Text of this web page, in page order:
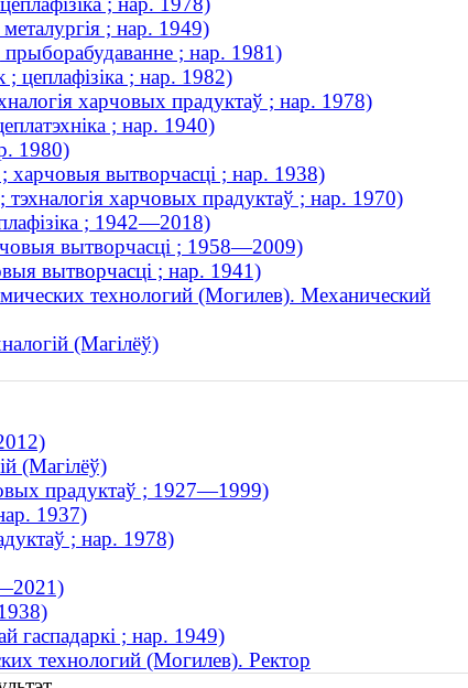
; нар. 1949)
прыборабудаванне ; нар. 1981)
цеплафізіка ; нар. 1982)
харчовых прадуктаў ; нар. 1978)
; нар. 1940)
1980)
харчовыя вытворчасці ; нар. 1938)
тэхналогія харчовых прадуктаў ; нар. 1970)
; 1942—2018)
вытворчасці ; 1958—2009)
вытворчасці ; нар. 1941)
технологий (Могилев). Механический
(Магілёў)
(Магілёў)
прадуктаў ; 1927—1999)
1937)
; нар. 1978)
гаспадаркі ; нар. 1949)
технологий (Могилев). Ректор